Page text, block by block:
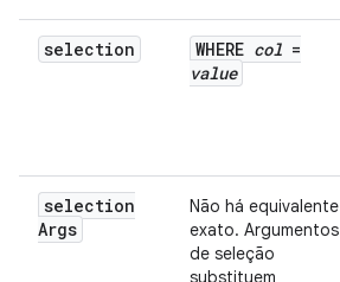
selection WHERE col =
value
selection
Args
Não há equivalente
exato. Argumentos
de seleção
substituem